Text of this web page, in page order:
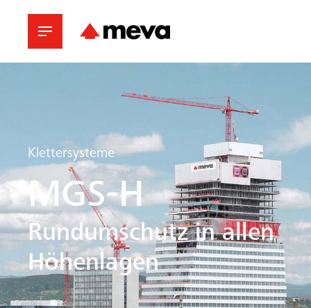
Klettersysteme
MGS-H
Rundumschutz in allen
Höhenlagen